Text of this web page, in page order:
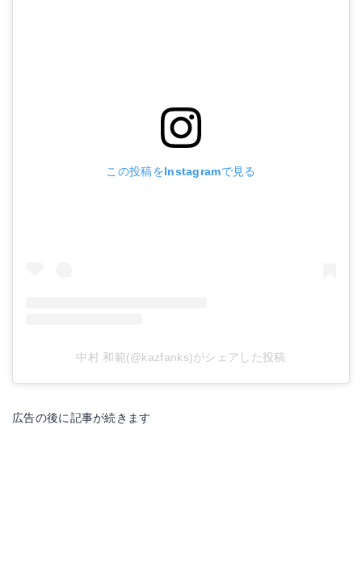
この投稿をInstagramで見る
中村 和範(@kazfanks)がシェアした投稿
広告の後に記事が続きます